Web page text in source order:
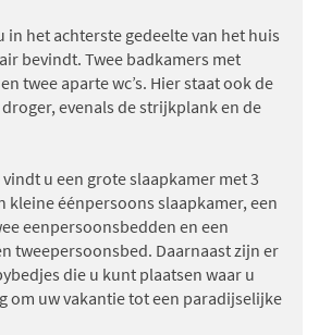
in het achterste gedeelte van het huis
bevindt. Twee badkamers met
twee aparte wc’s. Hier staat ook de
evenals de strijkplank en de
u een grote slaapkamer met 3
kleine éénpersoons slaapkamer, een
eenpersoonsbedden en een
tweepersoonsbed. Daarnaast zijn er
die u kunt plaatsen waar u
om uw vakantie tot een paradijselijke